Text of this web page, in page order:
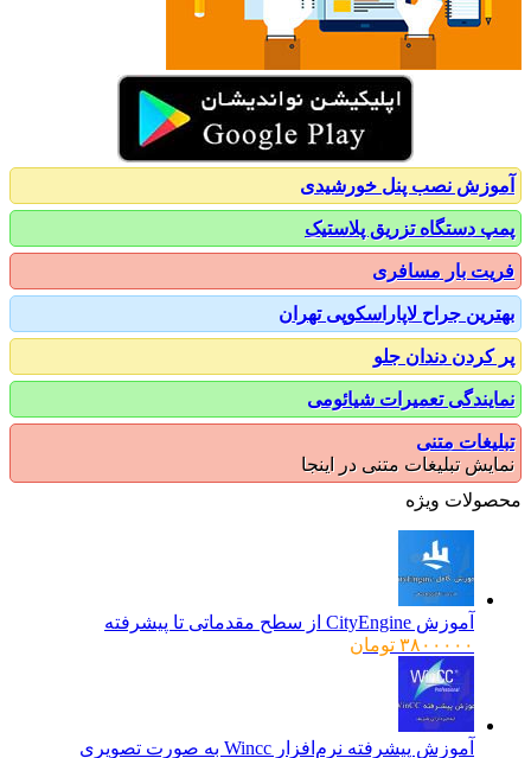
نصب پنل خورشیدی
دستگاه تزریق پلاستیک
بار مسافری
جراح لاپاراسکوپی تهران
دندان جلو
تعمیرات شیائومی
متنی
تبلیغات متنی در اینجا
ویژه
آموزش CityEngine از سطح مقدماتی تا پیشرفته
۳۸۰۰۰۰۰ تومان
آموزش پیشرفته نرم‌افزار Wincc به صورت تصویری